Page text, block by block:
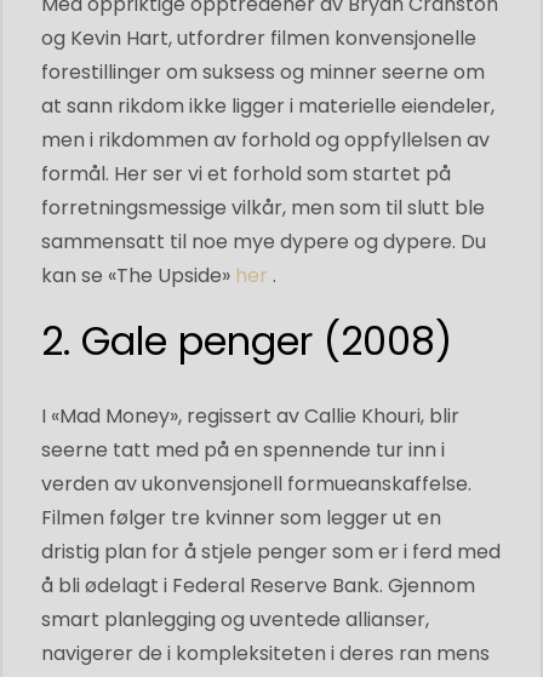
og Kevin Hart, utfordrer filmen konvensjonelle
forestillinger om suksess og minner seerne om
at sann rikdom ikke ligger i materielle eiendeler,
men i rikdommen av forhold og oppfyllelsen av
formål. Her ser vi et forhold som startet på
forretningsmessige vilkår, men som til slutt ble
sammensatt til noe mye dypere og dypere. Du
kan se «The Upside» her .
2. Gale penger (2008)
I «Mad Money», regissert av Callie Khouri, blir
seerne tatt med på en spennende tur inn i
verden av ukonvensjonell formueanskaffelse.
Filmen følger tre kvinner som legger ut en
dristig plan for å stjele penger som er i ferd med
å bli ødelagt i Federal Reserve Bank. Gjennom
smart planlegging og uventede allianser,
navigerer de i kompleksiteten i deres ran mens